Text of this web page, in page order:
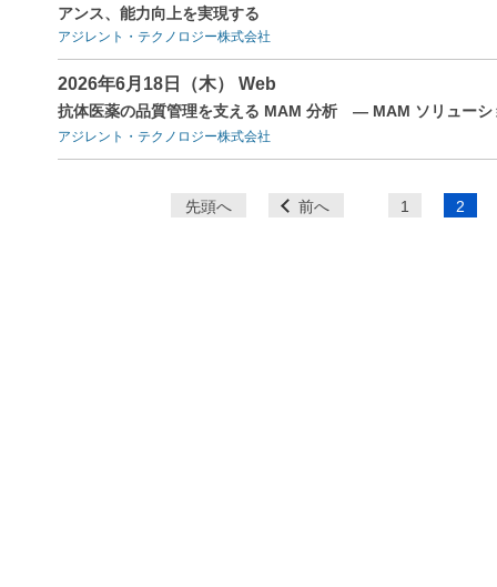
アンス、能力向上を実現する
アジレント・テクノロジー株式会社
2026年6月18日（木） Web
抗体医薬の品質管理を支える MAM 分析 ― MAM ソリュー
アジレント・テクノロジー株式会社
先頭へ 前へ 1 2